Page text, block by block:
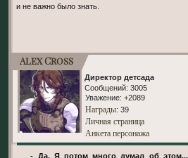
и не важно было знать.
Alex Cross
Директор детсада
Сообщений: 3005
Уважение: +2089
Награды: 39
Личная страница
Анкета персонажа
- Да. Я потом много думал об этом... Там не было верного